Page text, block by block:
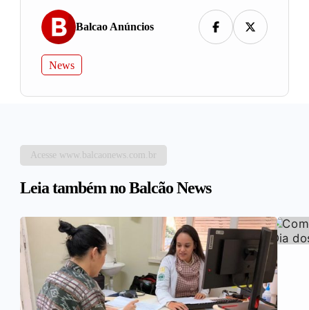
Balcao Anúncios
News
Acesse www.balcaonews.com.br
Leia também no Balcão News